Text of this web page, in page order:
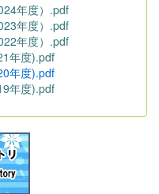
年度）.pdf
年度）.pdf
年度）.pdf
年度).pdf
年度).pdf
年度).pdf